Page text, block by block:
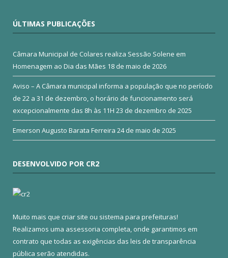
ÚLTIMAS PUBLICAÇÕES
Câmara Municipal de Colares realiza Sessão Solene em
Homenagem ao Dia das Mães 18 de maio de 2026
Aviso – A Câmara municipal informa a população que no período
de 22 a 31 de dezembro, o horário de funcionamento será
excepcionalmente das 8h às 11H 23 de dezembro de 2025
Emerson Augusto Barata Ferreira 24 de maio de 2025
DESENVOLVIDO POR CR2
Muito mais que criar site ou sistema para prefeituras!
Realizamos uma assessoria completa, onde garantimos em
contrato que todas as exigências das leis de transparência
pública serão atendidas.